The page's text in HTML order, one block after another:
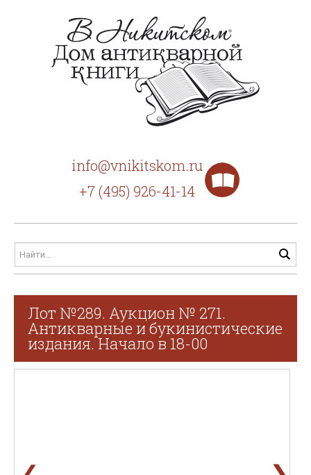
info@vnikitskom.ru
+7 (495) 926-41-14
Лот №289. Аукцион № 271.
Антикварные и букинистические
издания. Начало в 18-00